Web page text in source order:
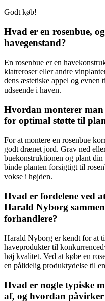
Godt køb!
Hvad er en rosenbue,
havegenstand?
En rosenbue er en
klatreroser eller andre
dens æstetiske appel og evnen
udseende i haven.
Hvordan monterer
for optimal støtte til
For at montere en rosenbue
godt drænet jord. Grav ned
buekonstruktionen og plant
binde planten forsigtigt til
vokse i højden.
Hvad er fordelene ved
Harald Nyborg
forhandlere?
Harald Nyborg er kendt for at
haveprodukter til
høj kvalitet. Ved at købe en
en pålidelig produktydelse til
Hvad er nogle typiske
af, og hvordan